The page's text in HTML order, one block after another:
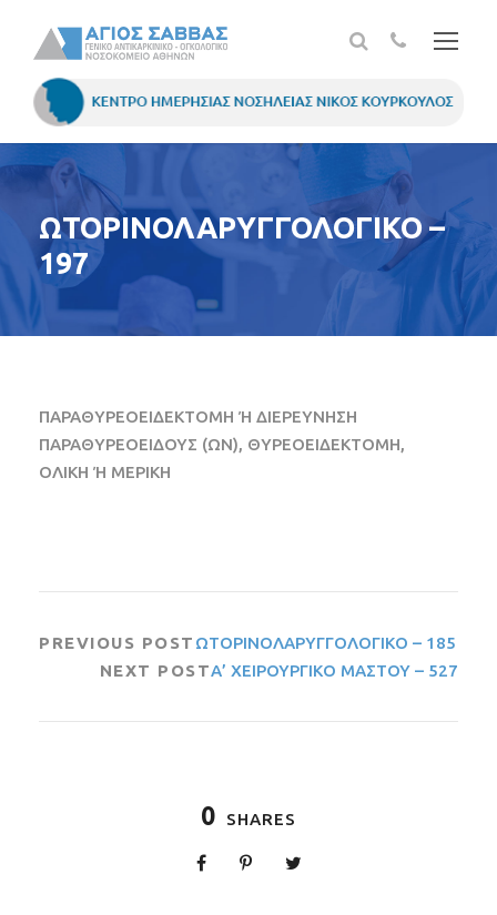
ΩΤΟΡΙΝΟΛΑΡΥΓΓΟΛΟΓΙΚΟ –
197
ΠΑΡΑΘΥΡΕΟΕΙΔΕΚΤΟΜΗ Ή ΔΙΕΡΕΥΝΗΣΗ
ΠΑΡΑΘΥΡΕΟΕΙΔΟΥΣ (ΩΝ), ΘΥΡΕΟΕΙΔΕΚΤΟΜΗ,
ΟΛΙΚΗ Ή ΜΕΡΙΚΗ
PREVIOUS POST ΩΤΟΡΙΝΟΛΑΡΥΓΓΟΛΟΓΙΚΟ – 185
NEXT POSTΑ’ ΧΕΙΡΟΥΡΓΙΚΟ ΜΑΣΤΟΥ – 527
0 SHARES